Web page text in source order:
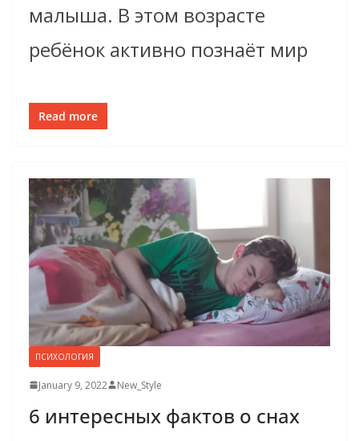
малыша. В этом возрасте
ребёнок активно познаёт мир
Read more
ПСИХОЛОГИЯ
January 9, 2022 New_Style
6 интересных фактов о снах